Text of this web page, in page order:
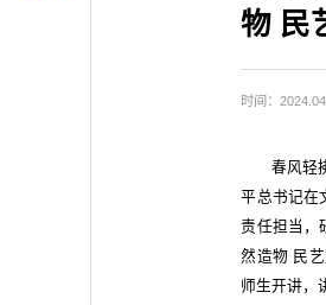
物 民
时间：
春风轻
平总书记在
责任担当，
然造物 民
师生开讲，